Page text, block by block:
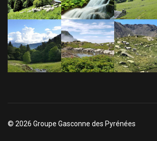
© 2026 Groupe Gasconne des Pyrénées